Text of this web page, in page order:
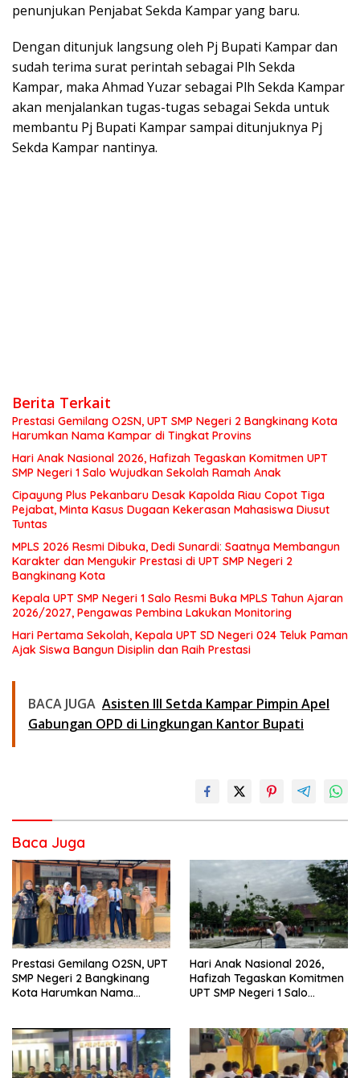
penunjukan Penjabat Sekda Kampar yang baru.
Dengan ditunjuk langsung oleh Pj Bupati Kampar dan
sudah terima surat perintah sebagai Plh Sekda
Kampar, maka Ahmad Yuzar sebagai Plh Sekda Kampar
akan menjalankan tugas-tugas sebagai Sekda untuk
membantu Pj Bupati Kampar sampai ditunjuknya Pj
Sekda Kampar nantinya.
Berita Terkait
Prestasi Gemilang O2SN, UPT SMP Negeri 2 Bangkinang Kota
Harumkan Nama Kampar di Tingkat Provins
Hari Anak Nasional 2026, Hafizah Tegaskan Komitmen UPT
SMP Negeri 1 Salo Wujudkan Sekolah Ramah Anak
Cipayung Plus Pekanbaru Desak Kapolda Riau Copot Tiga
Pejabat, Minta Kasus Dugaan Kekerasan Mahasiswa Diusut
Tuntas
MPLS 2026 Resmi Dibuka, Dedi Sunardi: Saatnya Membangun
Karakter dan Mengukir Prestasi di UPT SMP Negeri 2
Bangkinang Kota
Kepala UPT SMP Negeri 1 Salo Resmi Buka MPLS Tahun Ajaran
2026/2027, Pengawas Pembina Lakukan Monitoring
Hari Pertama Sekolah, Kepala UPT SD Negeri 024 Teluk Paman
Ajak Siswa Bangun Disiplin dan Raih Prestasi
BACA JUGA Asisten III Setda Kampar Pimpin Apel
Gabungan OPD di Lingkungan Kantor Bupati
Baca Juga
Prestasi Gemilang O2SN, UPT
SMP Negeri 2 Bangkinang
Kota Harumkan Nama
Hari Anak Nasional 2026,
Hafizah Tegaskan Komitmen
UPT SMP Negeri 1 Salo